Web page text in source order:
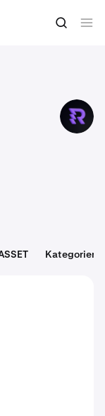
Kjøp ASSET
ASSET
Kategorier